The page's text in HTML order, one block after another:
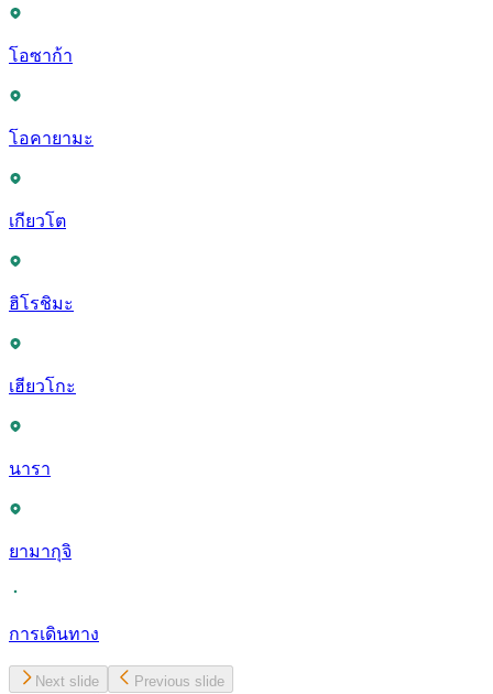
โอซาก้า
โอคายามะ
เกียวโต
ฮิโรชิมะ
เฮียวโกะ
นารา
ยามากุจิ
การเดินทาง
Next slide Previous slide